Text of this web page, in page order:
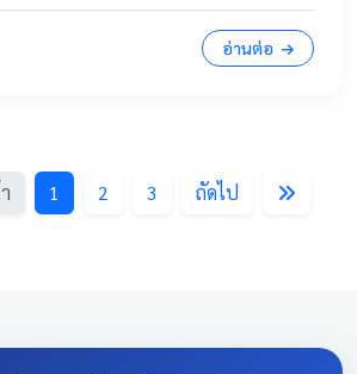
border-bottom: 5px solid
อ่านต่อ
1 2 3 ถัดไป